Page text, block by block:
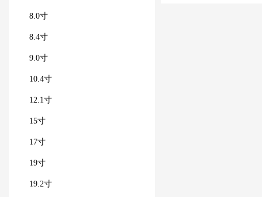
8.0寸
8.4寸
9.0寸
10.4寸
12.1寸
15寸
17寸
19寸
19.2寸